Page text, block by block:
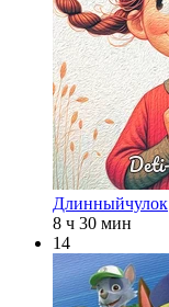
Длинныйчулок
8 ч 30 мин
14